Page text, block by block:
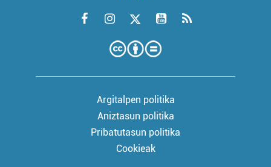
Argitalpen politika
Aniztasun politika
Pribatutasun politika
Cookieak